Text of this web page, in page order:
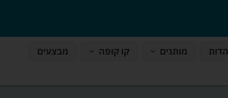
מותגים קו קופה
מבצעים